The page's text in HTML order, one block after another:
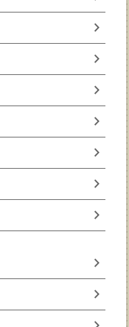
chevron_right
chevron_right
chevron_right
chevron_right
chevron_right
chevron_right
chevron_right
chevron_right
chevron_right